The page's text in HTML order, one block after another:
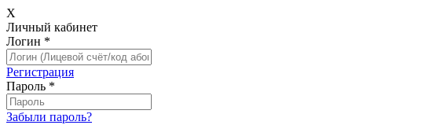
X
Личный кабинет
Логин *
Регистрация
Пароль *
Забыли пароль?